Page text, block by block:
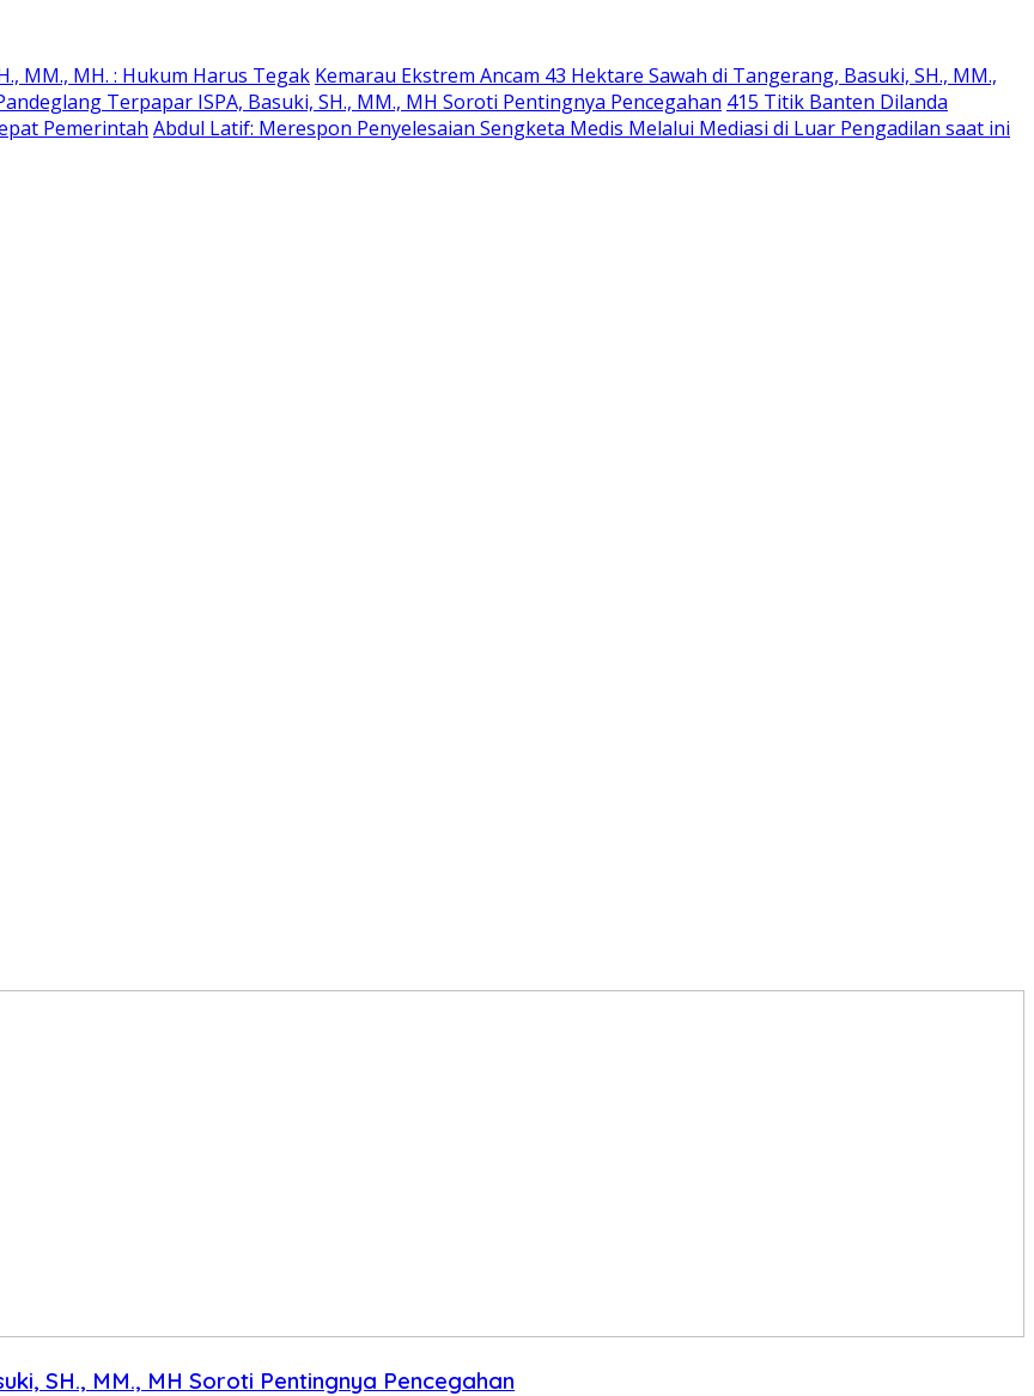
MM., MH. : Hukum Harus Tegak Kemarau Ekstrem Ancam 43 Hektare Sawah di Tangerang, Basuki, SH., MM.,
Terpapar ISPA, Basuki, SH., MM., MH Soroti Pentingnya Pencegahan 415 Titik Banten Dilanda
Pemerintah Abdul Latif: Merespon Penyelesaian Sengketa Medis Melalui Mediasi di Luar Pengadilan saat ini
SH., MM., MH Soroti Pentingnya Pencegahan